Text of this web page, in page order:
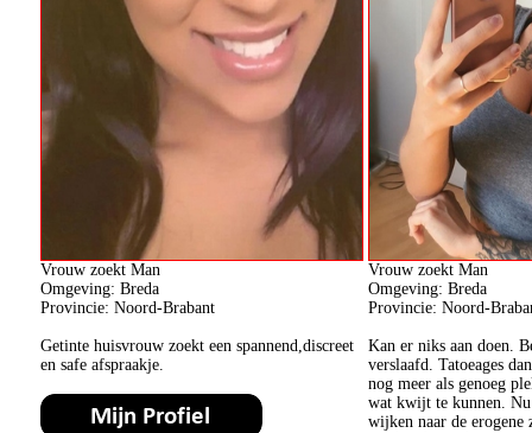
Vrouw zoekt Man
Omgeving: Breda
Provincie: Noord-Brabant
Getinte huisvrouw zoekt een spannend,discreet
en safe afspraakje.
Vrouw zoekt Man
Omgeving: Breda
Provincie: Noord-
Kan er niks aan doen.
verslaafd. Tatoeages
nog meer als genoeg
wat kwijt te kunnen.
wijken naar de erogene